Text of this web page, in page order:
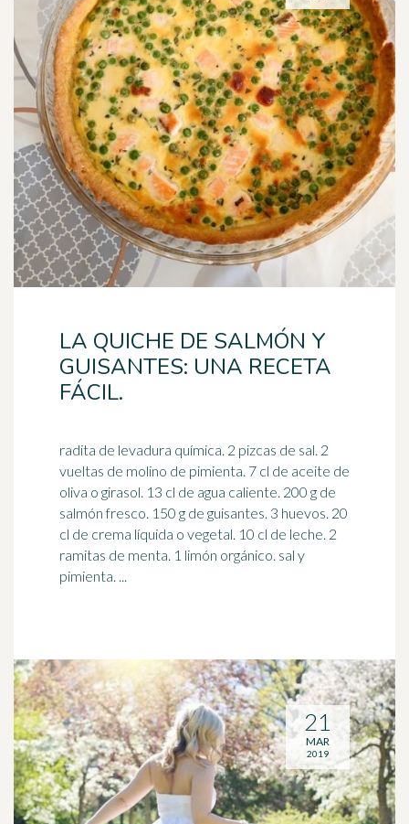
LA QUICHE DE SALMÓN Y
GUISANTES: UNA RECETA
FÁCIL.
radita de levadura química. 2 pizcas de sal. 2
vueltas de molino de pimienta. 7 cl de aceite de
oliva o girasol. 13 cl de agua caliente. 200 g de
salmónfresco. 150 g de guisantes. 3 huevos. 20
cl de crema líquida o vegetal. 10 cl de leche. 2
ramitas de menta. 1 limón orgánico. sal y
pimienta. ...
21
MAR
2019